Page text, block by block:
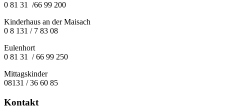
0 81 31 /66 99 200
Kinderhaus an der Maisach
0 8 131 / 7 83 08
Eulenhort
0 81 31 / 66 99 250
Mittagskinder
08131 / 36 60 85
Kontakt